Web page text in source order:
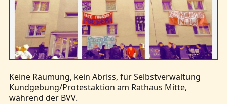
Links
Kontakt
Keine Räumung, kein Abriss, für Selbstverwaltung
Kundgebung/Protestaktion am Rathaus Mitte,
während der BVV.